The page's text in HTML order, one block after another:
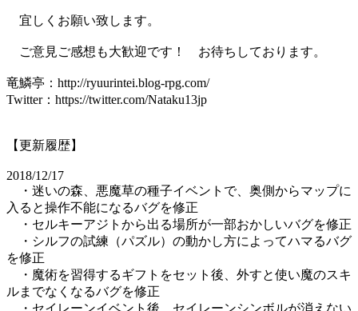
宜しくお願い致します。
ご意見ご感想も大歓迎です！ お待ちしております。
竜鱗亭：http://ryuurintei.blog-rpg.com/
Twitter：https://twitter.com/Nataku13jp
【更新履歴】
2018/12/17
・迷いの森、悪魔草の種子イベントで、奥側からマップに
入ると操作不能になるバグを修正
・セルキーアジトから出る場所が一部おかしいバグを修正
・シルフの試練（パズル）の動かし方によってハマるバグ
を修正
・魔術を習得するギフトをセット後、外すと使い魔のスキ
ルまでなくなるバグを修正
・セイレーンイベント後、セイレーンシンボルが消えない